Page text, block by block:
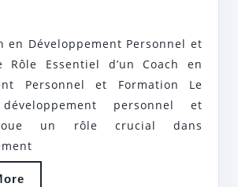
EN
FORMATION
ET
en Développement Personnel et
Rôle Essentiel d’un Coach en
Personnel et Formation Le
personnel et
un rôle crucial dans